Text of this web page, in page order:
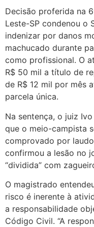
Decisão proferida na
Leste-SP condenou o
indenizar por danos
machucado durante
como profissional. O
R$ 50 mil a título de
de R$ 12 mil por mês
parcela única.
Na sentença, o juiz
que o meio-campista
comprovado por
confirmou a lesão no
“dividida” com
O magistrado
risco é inerente à
a responsabilidade
Código Civil. “A